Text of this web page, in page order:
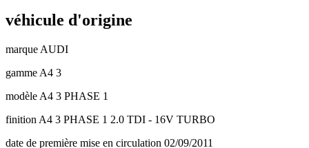
véhicule d'origine
marque AUDI
gamme A4 3
modèle A4 3 PHASE 1
finition A4 3 PHASE 1 2.0 TDI - 16V TURBO
date de première mise en circulation 02/09/2011